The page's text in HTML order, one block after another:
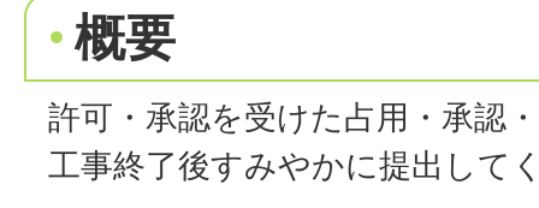
概要
許可・承認を受けた占用・承認
工事終了後すみやかに提出して